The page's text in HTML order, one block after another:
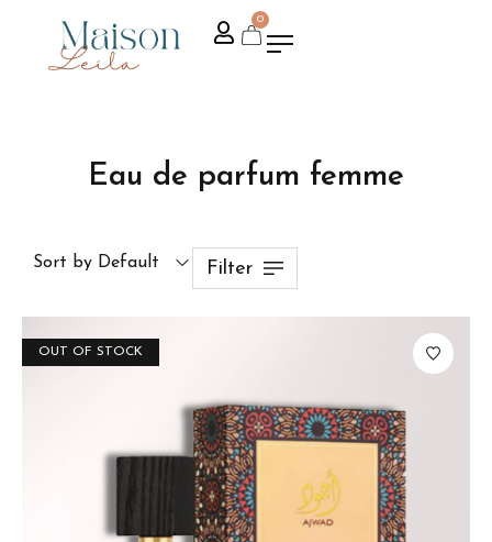
0
Eau de parfum femme
Sort by Default Filter
OUT OF STOCK